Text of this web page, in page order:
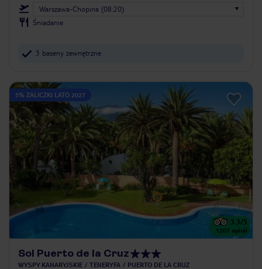
Warszawa-Chopina (08:20)
Śniadanie
3 baseny zewnętrzne
5% ZALICZKI LATO 2027
3.3/5
1207 opinii
Sol Puerto de la Cruz
WYSPY KANARYJSKIE TENERYFA PUERTO DE LA CRUZ